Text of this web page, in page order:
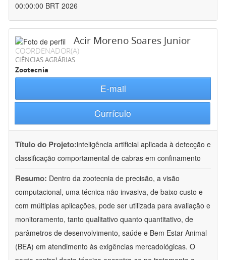
00:00:00 BRT 2026
Acir Moreno Soares Junior
COORDENADOR(A)
CIÊNCIAS AGRÁRIAS
Zootecnia
E-mail
Currículo
Título do Projeto:inteligência artificial aplicada à detecção e
classificação comportamental de cabras em confinamento
Resumo: Dentro da zootecnia de precisão, a visão
computacional, uma técnica não invasiva, de baixo custo e
com múltiplas aplicações, pode ser utilizada para avaliação e
monitoramento, tanto qualitativo quanto quantitativo, de
parâmetros de desenvolvimento, saúde e Bem Estar Animal
(BEA) em atendimento às exigências mercadológicas. O